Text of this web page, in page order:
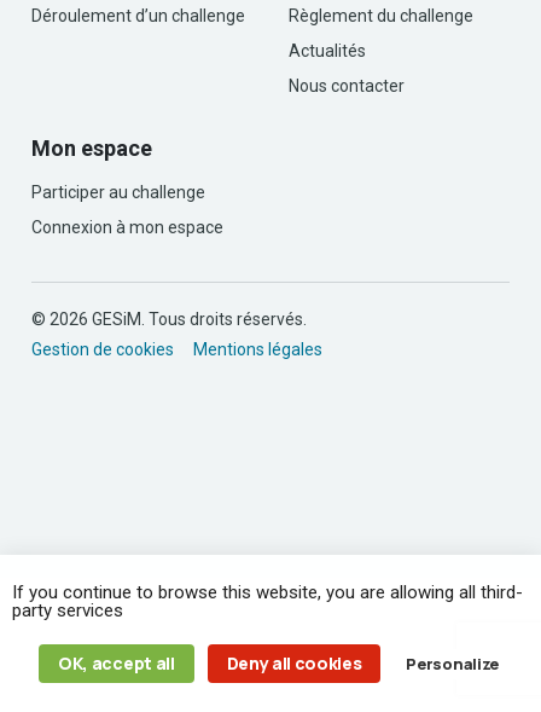
Déroulement d’un challenge
Règlement du challenge
Actualités
Nous contacter
Mon espace
Participer au challenge
Connexion à mon espace
© 2026 GESiM. Tous droits réservés.
Gestion de cookies
Mentions légales
If you continue to browse this website, you are allowing all third-
party services
OK, accept all Deny all cookies Personalize